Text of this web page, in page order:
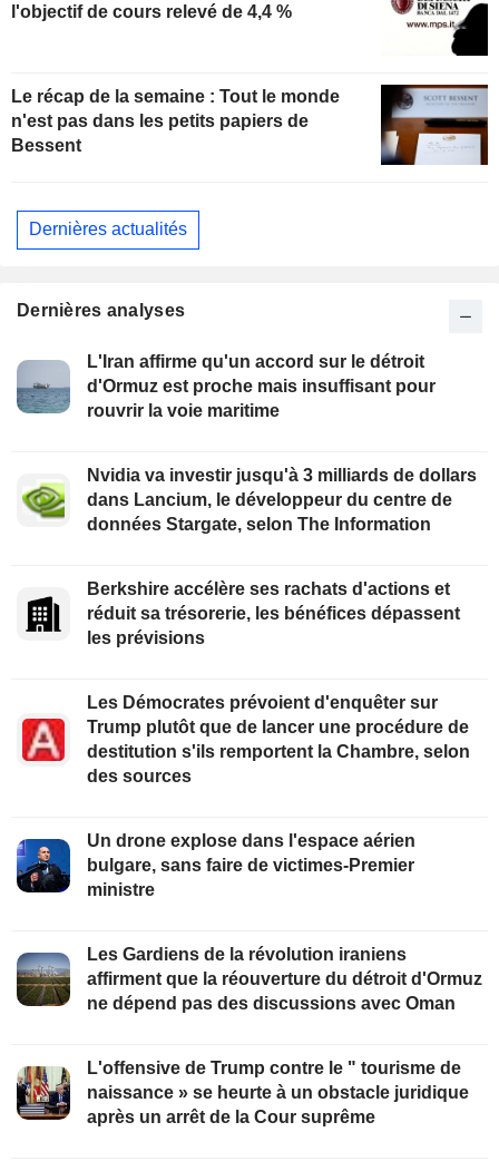
l'objectif de cours relevé de 4,4 %
Le récap de la semaine : Tout le monde
n'est pas dans les petits papiers de
Bessent
Dernières actualités
Dernières analyses
L'Iran affirme qu'un accord sur le détroit
d'Ormuz est proche mais insuffisant pour
rouvrir la voie maritime
Nvidia va investir jusqu'à 3 milliards de dollars
dans Lancium, le développeur du centre de
données Stargate, selon The Information
Berkshire accélère ses rachats d'actions et
réduit sa trésorerie, les bénéfices dépassent
les prévisions
Les Démocrates prévoient d'enquêter sur
Trump plutôt que de lancer une procédure de
destitution s'ils remportent la Chambre, selon
des sources
Un drone explose dans l'espace aérien
bulgare, sans faire de victimes-Premier
ministre
Les Gardiens de la révolution iraniens
affirment que la réouverture du détroit d'Ormuz
ne dépend pas des discussions avec Oman
L'offensive de Trump contre le " tourisme de
naissance » se heurte à un obstacle juridique
après un arrêt de la Cour suprême